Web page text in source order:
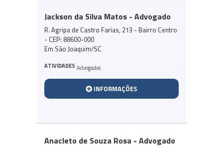
Jackson da Silva Matos - Advogado
R. Agripa de Castro Farias, 213 - Bairro Centro
- CEP: 88600-000
Em São Joaquim/SC
ATIVIDADES Advogados
INFORMAÇÕES
Anacleto de Souza Rosa - Advogado